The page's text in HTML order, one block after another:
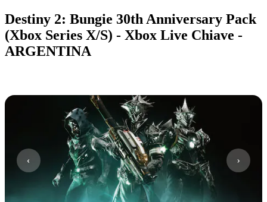
Destiny 2: Bungie 30th Anniversary Pack
(Xbox Series X/S) - Xbox Live Chiave -
ARGENTINA